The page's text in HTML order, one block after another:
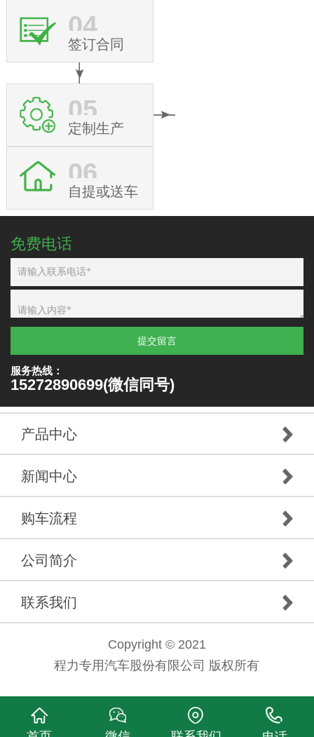
04
签订合同
05
定制生产
06
自提或送车
免费电话
提交留言
服务热线：
15272890699(微信同号)
产品中心
新闻中心
购车流程
公司简介
联系我们
Copyright © 2021
程力专用汽车股份有限公司 版权所有